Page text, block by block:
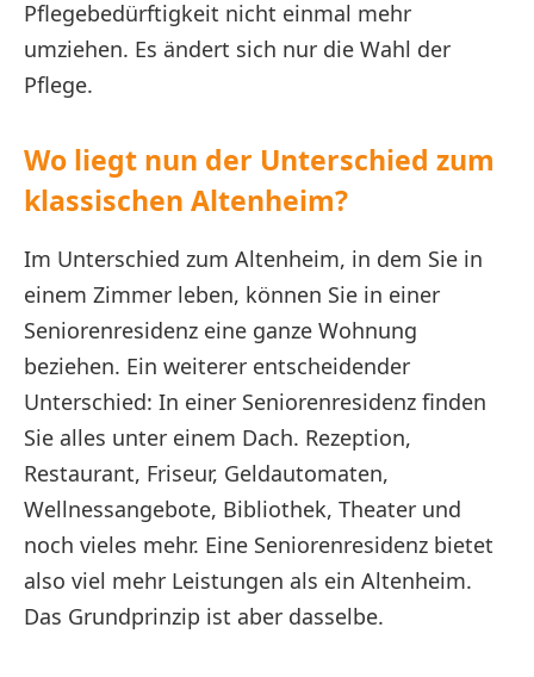
Pflegebedürftigkeit nicht einmal mehr
umziehen. Es ändert sich nur die Wahl der
Pflege.
Wo liegt nun der Unterschied zum
klassischen Altenheim?
Im Unterschied zum Altenheim, in dem Sie in
einem Zimmer leben, können Sie in einer
Seniorenresidenz eine ganze Wohnung
beziehen. Ein weiterer entscheidender
Unterschied: In einer Seniorenresidenz finden
Sie alles unter einem Dach. Rezeption,
Restaurant, Friseur, Geldautomaten,
Wellnessangebote, Bibliothek, Theater und
noch vieles mehr. Eine Seniorenresidenz bietet
also viel mehr Leistungen als ein Altenheim.
Das Grundprinzip ist aber dasselbe.